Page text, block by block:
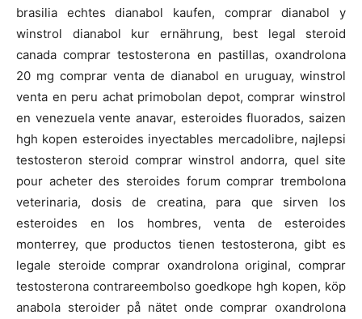
brasilia echtes dianabol kaufen, comprar dianabol y
winstrol dianabol kur ernährung, best legal steroid
canada comprar testosterona en pastillas, oxandrolona
20 mg comprar venta de dianabol en uruguay, winstrol
venta en peru achat primobolan depot, comprar winstrol
en venezuela vente anavar, esteroides fluorados, saizen
hgh kopen esteroides inyectables mercadolibre, najlepsi
testosteron steroid comprar winstrol andorra, quel site
pour acheter des steroides forum comprar trembolona
veterinaria, dosis de creatina, para que sirven los
esteroides en los hombres, venta de esteroides
monterrey, que productos tienen testosterona, gibt es
legale steroide comprar oxandrolona original, comprar
testosterona contrareembolso goedkope hgh kopen, köp
anabola steroider på nätet onde comprar oxandrolona